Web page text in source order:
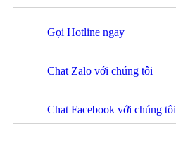
Gọi Hotline ngay
Chat Zalo với chúng tôi
Chat Facebook với chúng tôi